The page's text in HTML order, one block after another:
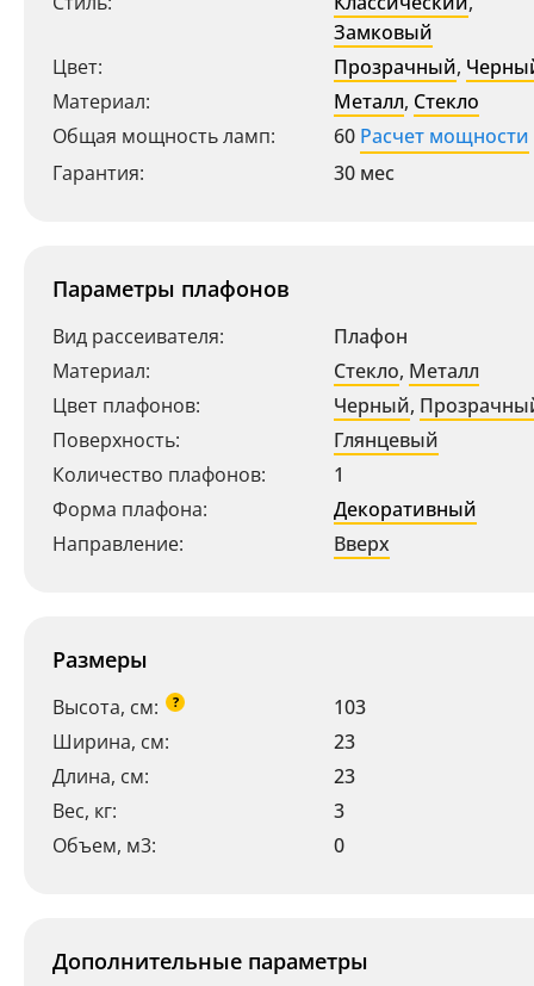
Замковый
Цвет:
Прозрачный,
Материал:
Металл, Стекло
Общая мощность ламп:
60 Расчет мощности
Гарантия:
30 мес
Параметры плафонов
Вид рассеивателя:
Плафон
Материал:
Стекло, Металл
Цвет плафонов:
Черный,
Поверхность:
Глянцевый
Количество плафонов:
1
Форма плафона:
Декоративный
Направление:
Вверх
Размеры
Высота, см: ?
103
Ширина, см:
23
Длина, см:
23
Вес, кг:
3
Объем, м3:
0
Дополнительные параметры